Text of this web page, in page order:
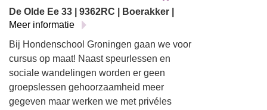
De Olde Ee 33 | 9362RC | Boerakker |
Meer informatie
Bij Hondenschool Groningen gaan we voor
cursus op maat! Naast speurlessen en
sociale wandelingen worden er geen
groepslessen gehoorzaamheid meer
gegeven maar werken we met privéles